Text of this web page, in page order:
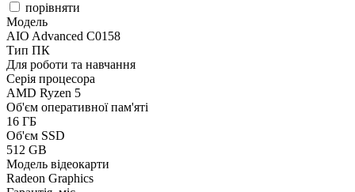
порівняти
Модель
AIO Advanced C0158
Тип ПК
Для роботи та навчання
Серія процесора
AMD Ryzen 5
Об'єм оперативної пам'яті
16 ГБ
Об'єм SSD
512 GB
Модель відеокарти
Radeon Graphics